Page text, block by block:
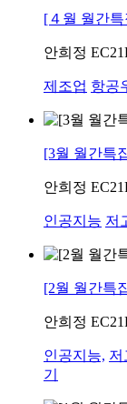
[４월 월간
안희정
제조업 항공
[3월 월간특
안희정
인공지능 저
[2월 월간특
안희정
인공지능, 저
기